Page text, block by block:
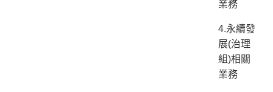
業務
4.永續發
展(治理
組)相關
業務